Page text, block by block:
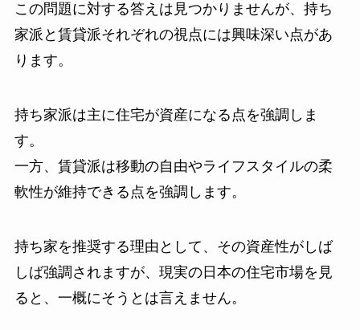
この問題に対する答えは見つかりませんが、持ち
家派と賃貸派それぞれの視点には興味深い点があ
ります。
持ち家派は主に住宅が資産になる点を強調しま
す。
一方、賃貸派は移動の自由やライフスタイルの柔
軟性が維持できる点を強調します。
持ち家を推奨する理由として、その資産性がしば
しば強調されますが、現実の日本の住宅市場を見
ると、一概にそうとは言えません。